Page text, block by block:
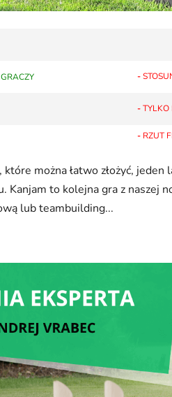
-
-TYLKO
- RZUT
można łatwo złożyć,
Kanjam to kolejna gra z naszej
lub teambuilding...